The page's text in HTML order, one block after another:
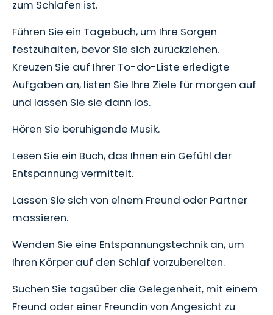
zum Schlafen ist.
Führen Sie ein Tagebuch, um Ihre Sorgen
festzuhalten, bevor Sie sich zurückziehen.
Kreuzen Sie auf Ihrer To-do-Liste erledigte
Aufgaben an, listen Sie Ihre Ziele für morgen auf
und lassen Sie sie dann los.
Hören Sie beruhigende Musik.
Lesen Sie ein Buch, das Ihnen ein Gefühl der
Entspannung vermittelt.
Lassen Sie sich von einem Freund oder Partner
massieren.
Wenden Sie eine Entspannungstechnik an, um
Ihren Körper auf den Schlaf vorzubereiten.
Suchen Sie tagsüber die Gelegenheit, mit einem
Freund oder einer Freundin von Angesicht zu